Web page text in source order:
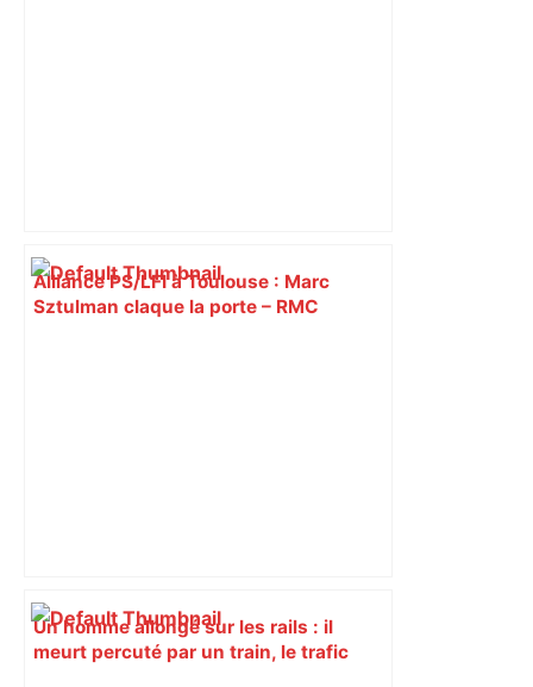
Alliance PS/LFI à Toulouse : Marc
Sztulman claque la porte – RMC
Un homme allongé sur les rails : il
meurt percuté par un train, le trafic